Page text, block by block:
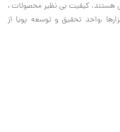
هستند. کیفیت بی نظير محصولات ،
،واحد تحقیق و توسعه پویا از